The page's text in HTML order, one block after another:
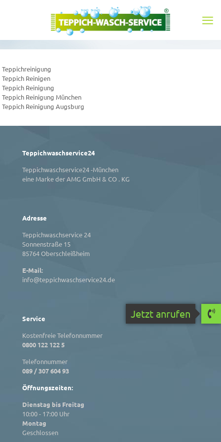
Teppichreinigung
Teppich Reinigen
Teppich Reinigung
Teppich Reinigung München
Teppich Reinigung Augsburg
Teppichwaschservice24
Teppichwaschservice24 -München
eine Marke der AMG GmbH & CO . KG
Adresse
Teppichwaschservice 24
Sonnenstraße 15
85764 Oberschleißheim
E-Mail:
info@teppichwaschservice24.de
Service
Kostenfreie Telefonnummer
0800 122 122 5
Telefonnummer
089 / 307 604 93
Öffnungszeiten:
Dienstag bis Freitag
10:00 - 17:00 Uhr
Montag
Geschlossen
Jetzt anrufen